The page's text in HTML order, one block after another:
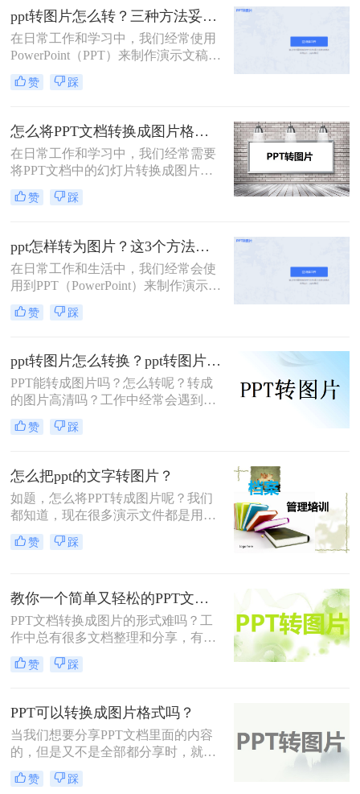
PPT格式的文件如何转换成图片格式
呢？本文将详细介绍几种将PPT格式
文件转换成图片格式的方法，帮助您
轻松实现这一需求。
ppt转图片怎么转？三种方法妥善解决问题！
在日常工作和学习中，我们经常使用
PowerPoint（PPT）来制作演示文稿。
然而，有时我们可能需要将PPT中的
某些页面或整个演示文稿转换为图片
示。那么ppt转图片怎么转呢？本文将
详细介绍PPT转图片的几种方法，帮
助您轻松实现这一操作。
赞 踩
怎么将PPT文档转换成图片格式？掌握这三种方法让你事半功倍！
在日常工作和学习中，我们经常需要
将PPT文档中的幻灯片转换成图片格
式，以便于分享、嵌入到其他文档或
进行网络发布。那么怎么将PPT文档
几种将PPT文档转换成图片格式的方
法，帮助您轻松完成这一任务。
赞 踩
ppt怎样转为图片？这3个方法简单易操作！
在日常工作和生活中，我们经常会使
用到PPT（PowerPoint）来制作演示文
稿。然而，有时候我们可能希望将
PPT中的某些页面或整个演示文稿转
其他文档中使用。那么ppt怎样转为图
片呢？本文将介绍几种将PPT转换为
图片的方法。
赞 踩
ppt转图片怎么转换？ppt转图片如何高清？
PPT能转成图片吗？怎么转呢？转成
的图片高清吗？工作中经常会遇到各
种各样奇奇怪怪的问题，其中也包括
PPT转图片，当然了，遇到我们问题
实PPT转图片这个功能一直都有，只
是很多人不知道，没有操作过，所以
存在疑问也是很正常的，那么要怎么
转换呢？那就让专业人士来给大家支
个招吧。
赞 踩
怎么把ppt的文字转图片？
如题，怎么将PPT转成图片呢？我们
都知道，现在很多演示文件都是用
PPT制作的，而PPT文档的内容也很
多，不是简单的一两页就能概括的，
中就会有转成图片这一种方式，不知
道大家知不知道怎么转换呢？如果不
知道的话，那么看看这篇文章，很快
赞 踩
教你一个简单又轻松的PPT文档转图片的方法
PPT文档转换成图片的形式难吗？工
作中总有很多文档整理和分享，有时
候我们需要分享一些内容给朋友，但
是又不需要整个文档都发送过去，发
于是乎就会用到PPT转图片，那么你
知道怎么将PPT文档转换成图片的方
法吧，如果你还没有尝试过转换，那
么小编来教你一个方法吧，简单又好
用，转换起来一点都不费时。
赞 踩
PPT可以转换成图片格式吗？
当我们想要分享PPT文档里面的内容
的，但是又不是全部都分享时，就会
用到PPT转图片这一功能，就图片的
格式来说，更加的轻巧，更加方便阅
赞 踩